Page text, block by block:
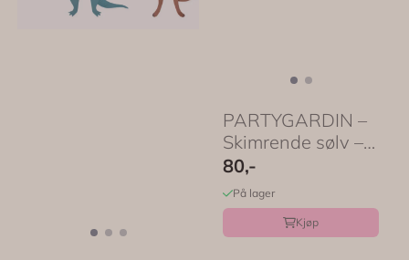
PARTYGARDIN –
Skimrende sølv –
PartyDeco
80,-
På lager
Kjøp